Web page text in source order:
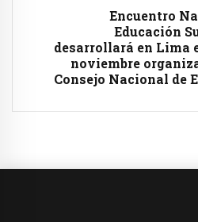
Encuentro
Educación
desarrollará en Lima
noviembre
Consejo Nacional de